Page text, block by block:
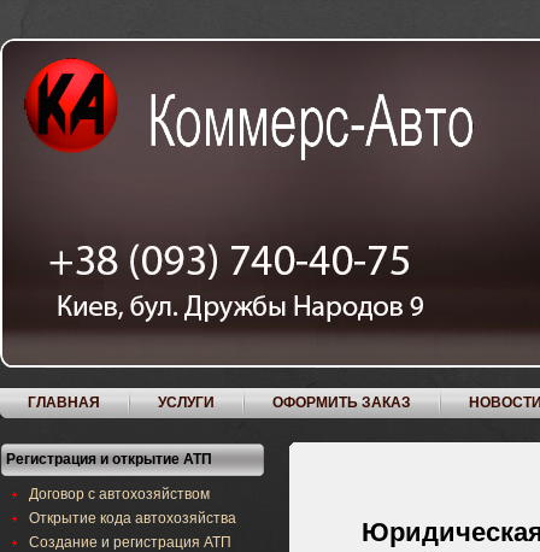
ГЛАВНАЯ УСЛУГИ ОФОРМИТЬ ЗАКАЗ
Юридическая
Регистрация и открытие АТП
Договор с автохозяйством
Открытие кода автохозяйства
Создание и регистрация АТП